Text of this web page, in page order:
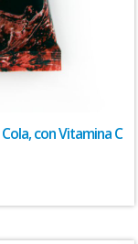
con Vitamina C